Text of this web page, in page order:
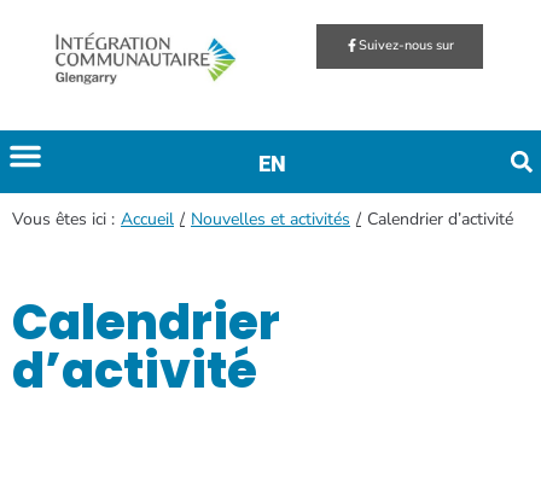
Suivez-nous sur
EN
Vous êtes ici : Accueil / Nouvelles et activités / Calendrier d’activité
Calendrier
d’activité